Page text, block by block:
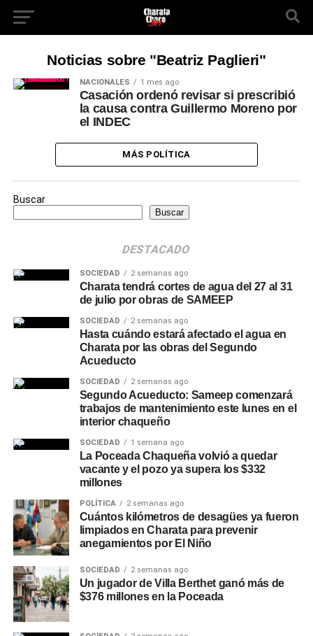
Noticias sobre "Beatriz Paglieri"
NACIONALES 1 mes ago
Casación ordenó revisar si prescribió
la causa contra Guillermo Moreno por
el INDEC
MÁS POLÍTICA
Buscar
Buscar
DESTACADO
SOCIEDAD 2 semanas ago
Charata tendrá cortes de agua del 27 al 31
de julio por obras de SAMEEP
SOCIEDAD 2 semanas ago
Hasta cuándo estará afectado el agua en
Charata por las obras del Segundo
Acueducto
SOCIEDAD 2 semanas ago
Segundo Acueducto: Sameep comenzará
trabajos de mantenimiento este lunes en el
interior chaqueño
SOCIEDAD 1 semana ago
La Poceada Chaqueña volvió a quedar
vacante y el pozo ya supera los $332
millones
POLÍTICA 2 semanas ago
Cuántos kilómetros de desagües ya fueron
limpiados en Charata para prevenir
anegamientos por El Niño
SOCIEDAD 2 semanas ago
Un jugador de Villa Berthet ganó más de
$376 millones en la Poceada